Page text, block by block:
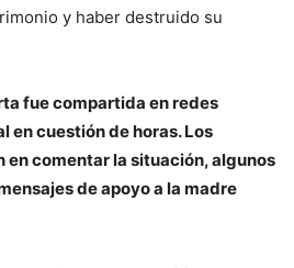
y haber destruido su
fue compartida en redes
en cuestión de horas. Los
en comentar la situación, algunos
de apoyo a la madre